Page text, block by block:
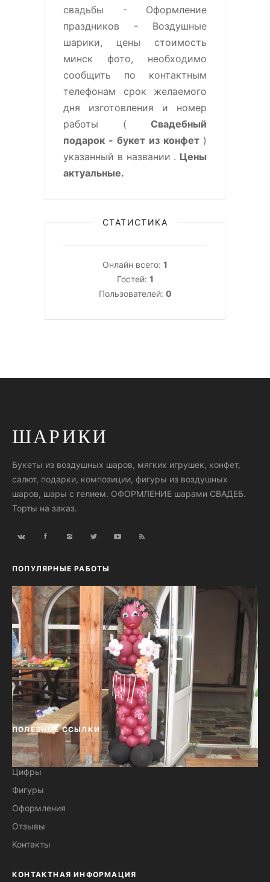
свадьбы - Оформление
праздников - Воздушные
шарики, цены стоимость
минск фото, необходимо
сообщить по контактным
телефонам срок желаемого
дня изготовления и номер
работы ( Свадебный
подарок - букет из конфет )
указанный в названии . Цены
актуальные.
СТАТИСТИКА
Онлайн всего: 1
Гостей: 1
Пользователей: 0
ШАРИКИ
Букеты из воздушных шаров, мягких игрушек, конфет,
салют, подарки, композиции, фигуры из воздушных
шаров, шары с гелием. ОФОРМЛЕНИЕ шарами СВАДЕБ.
Торты на заказ.
ПОПУЛЯРНЫЕ РАБОТЫ
Фигура Африканская красотка из
шаров №33
ПОЛЕЗНЫЕ ССЫЛКИ
Букеты
Цифры
Фигуры
Оформления
Отзывы
Контакты
КОНТАКТНАЯ ИНФОРМАЦИЯ